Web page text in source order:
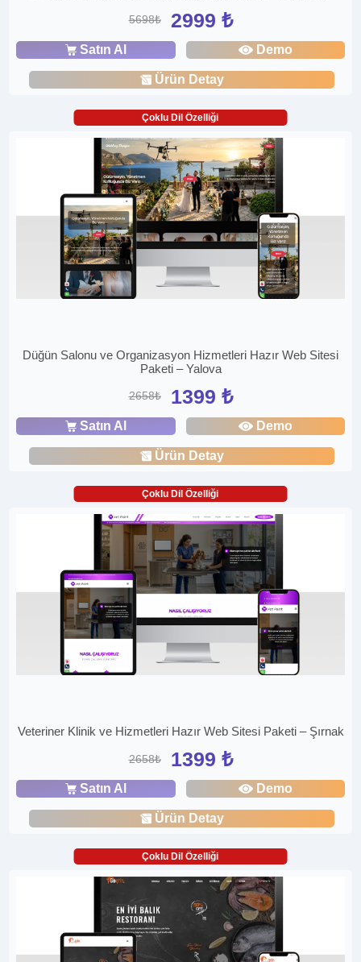
5698₺ 2999 ₺
Satın Al Demo
Ürün Detay
Çoklu Dil Özelliği
Düğün Salonu ve Organizasyon Hizmetleri Hazır Web Sitesi
Paketi – Yalova
2658₺ 1399 ₺
Satın Al Demo
Ürün Detay
Çoklu Dil Özelliği
Veteriner Klinik ve Hizmetleri Hazır Web Sitesi Paketi – Şırnak
2658₺ 1399 ₺
Satın Al Demo
Ürün Detay
Çoklu Dil Özelliği